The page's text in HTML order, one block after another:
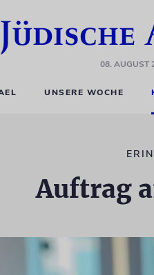
08. AUGUST
UNSERE WOCHE
Auftrag